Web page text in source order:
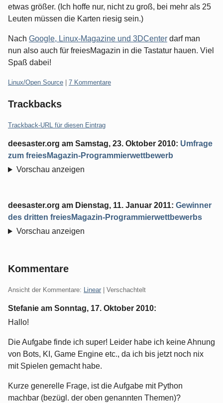
etwas größer. (Ich hoffe nur, nicht zu groß, bei mehr als 25
Leuten müssen die Karten riesig sein.)
Nach Google, Linux-Magazine und 3DCenter darf man
nun also auch für freiesMagazin in die Tastatur hauen. Viel
Spaß dabei!
Kategorien:
Linux/Open Source 7 Kommentare
Trackbacks
Trackback-URL für diesen Eintrag
deesaster.org am Samstag, 23. Oktober 2010: Umfrage
zum freiesMagazin-Programmierwettbewerb
Vorschau anzeigen
deesaster.org am Dienstag, 11. Januar 2011: Gewinner
des dritten freiesMagazin-Programmierwettbewerbs
Vorschau anzeigen
Kommentare
Ansicht der Kommentare: Linear | Verschachtelt
Stefanie am Sonntag, 17. Oktober 2010:
Hallo!
Die Aufgabe finde ich super! Leider habe ich keine Ahnung
von Bots, KI, Game Engine etc., da ich bis jetzt noch nix
mit Spielen gemacht habe.
Kurze generelle Frage, ist die Aufgabe mit Python
machbar (bezügl. der oben genannten Themen)?